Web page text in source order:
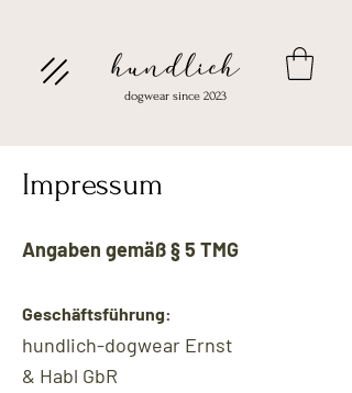
hundlich
dogwear since 2023
Impressum
Angaben gemäß § 5 TMG
Geschäftsführung:
hundlich-dogwear Ernst
& Habl GbR